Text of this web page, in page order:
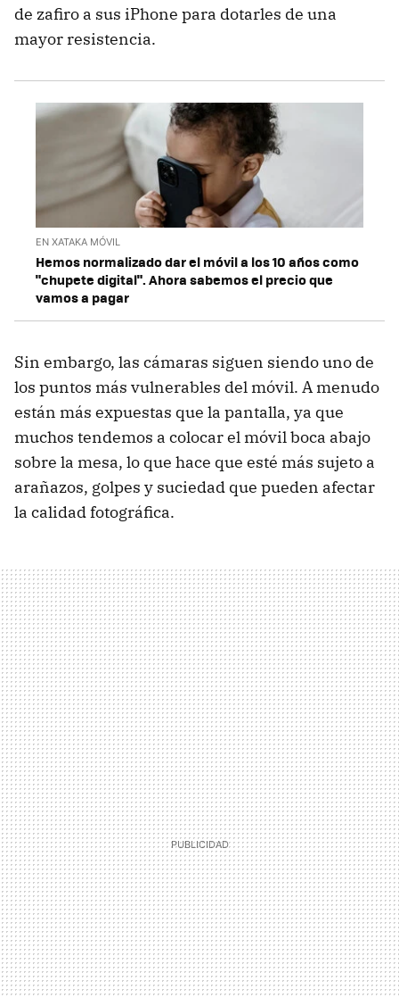
de zafiro a sus iPhone para dotarles de una
mayor resistencia.
EN XATAKA MÓVIL
Hemos normalizado dar el móvil a los 10 años como
"chupete digital". Ahora sabemos el precio que
vamos a pagar
Sin embargo, las cámaras siguen siendo uno de
los puntos más vulnerables del móvil. A menudo
están más expuestas que la pantalla, ya que
muchos tendemos a colocar el móvil boca abajo
sobre la mesa, lo que hace que esté más sujeto a
arañazos, golpes y suciedad que pueden afectar
la calidad fotográfica.